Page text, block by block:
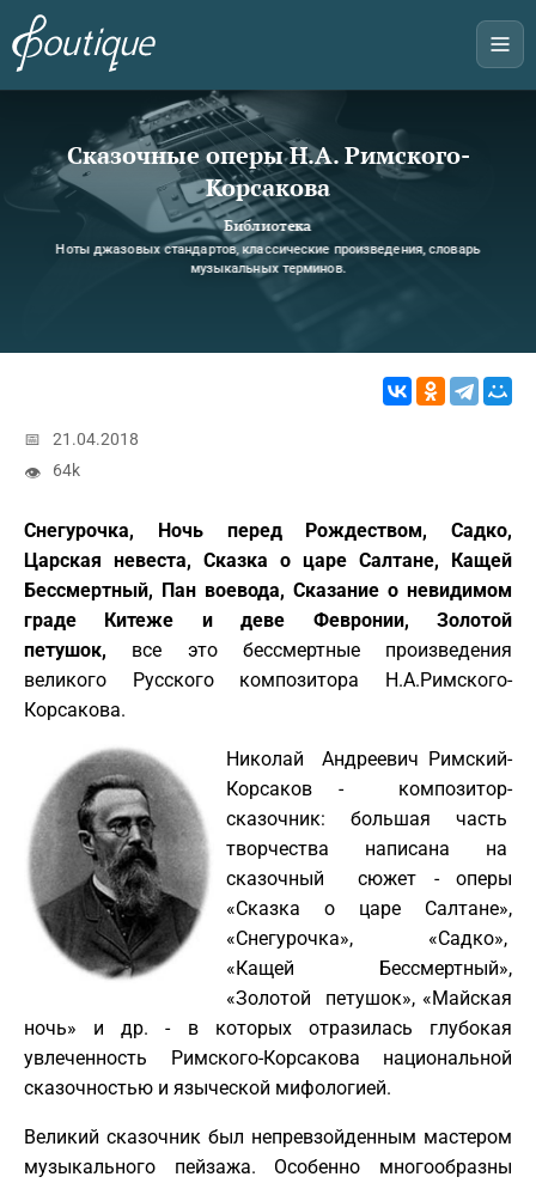
Сказочные оперы Н.А. Римского-
Корсакова
Библиотека
Ноты джазовых стандартов, классические произведения, словарь
музыкальных терминов.
📅
21.04.2018
👁
64k
Снегурочка, Ночь перед Рождеством, Садко,
Царская невеста, Сказка о царе Салтане, Кащей
Бессмертный, Пан воевода, Сказание о невидимом
граде Китеже и деве Февронии, Золотой
петушок, все
это бессмертные произведения
великого Русского композитора Н.А.Римского-
Корсакова.
Николай Андреевич Римский-
Корсаков - композитор-
сказочник: большая часть
творчества написана на
сказочный сюжет - оперы
«Сказка о царе Салтане»,
«Снегурочка», «Садко»,
«Кащей Бессмертный»,
«Золотой петушок», «Майская
ночь» и др. - в которых отразилась глубокая
увлеченность Римского-Корсакова национальной
сказочностью и языческой мифологией.
Великий сказочник был непревзойденным мастером
музыкального пейзажа. Особенно многообразны